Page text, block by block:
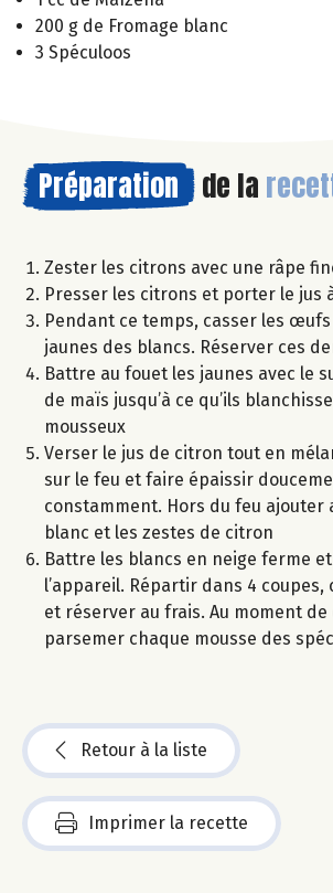
200 g de Fromage blanc
3 Spéculoos
Préparation de la
Zester les citrons avec une râpe
Presser les citrons et porter le jus
Pendant ce temps, casser les
jaunes des blancs. Réserver ces
Battre au fouet les jaunes avec le
de maïs jusqu’à ce qu’ils
mousseux
Verser le jus de citron tout en
sur le feu et faire épaissir
constamment. Hors du feu ajouter
blanc et les zestes de citron
Battre les blancs en neige ferme
l’appareil. Répartir dans 4 coupes,
et réserver au frais. Au moment
parsemer chaque mousse des
Retour à la liste
Imprimer la recette